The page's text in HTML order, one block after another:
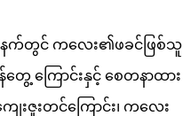
နက်တွင် ကလေး၏ဖခင်ဖြစ်သူ
ေ့ ကြောင်းနှင့် စေတနာထား
ေးဇူးတင်ကြောင်း၊ ကလေး